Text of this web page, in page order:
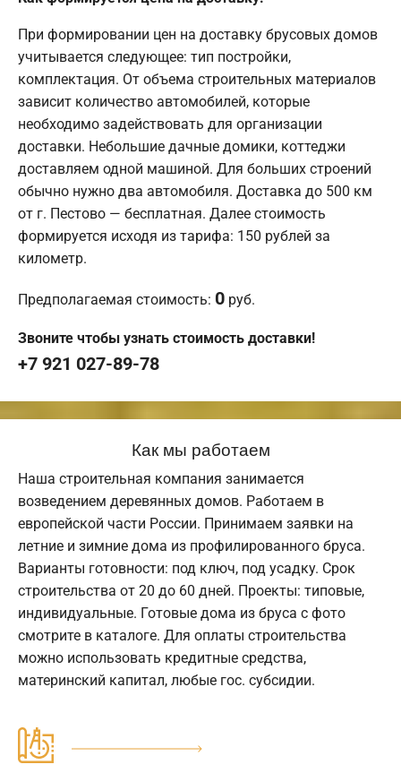
При формировании цен на доставку брусовых домов
учитывается следующее: тип постройки,
комплектация. От объема строительных материалов
зависит количество автомобилей, которые
необходимо задействовать для организации
доставки. Небольшие дачные домики, коттеджи
доставляем одной машиной. Для больших строений
обычно нужно два автомобиля. Доставка до 500 км
от г. Пестово — бесплатная. Далее стоимость
формируется исходя из тарифа: 150 рублей за
километр.
Предполагаемая стоимость: 0 руб.
Звоните чтобы узнать стоимость доставки!
+7 921 027-89-78
Как мы работаем
Наша строительная компания занимается
возведением деревянных домов. Работаем в
европейской части России. Принимаем заявки на
летние и зимние дома из профилированного бруса.
Варианты готовности: под ключ, под усадку. Срок
строительства от 20 до 60 дней. Проекты: типовые,
индивидуальные. Готовые дома из бруса с фото
смотрите в каталоге. Для оплаты строительства
можно использовать кредитные средства,
материнский капитал, любые гос. субсидии.